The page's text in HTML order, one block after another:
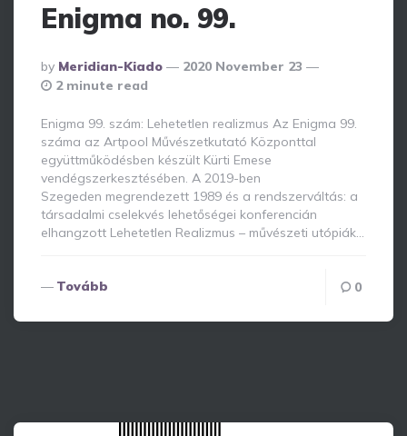
Enigma no. 99.
Posted
By
By Meridian-Kiado
2020 November 23
2 minute read
Enigma 99. szám: Lehetetlen realizmus Az Enigma 99.
száma az Artpool Művészetkutató Központtal
együttműködésben készült Kürti Emese
vendégszerkesztésében. A 2019-ben
Szegeden megrendezett 1989 és a rendszerváltás: a
társadalmi cselekvés lehetőségei konferencián
elhangzott Lehetetlen Realizmus – művészeti utópiák…
Tovább 0